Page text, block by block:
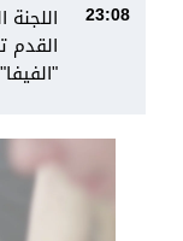
23:08
اللجنة
القدم
"الفيفا"